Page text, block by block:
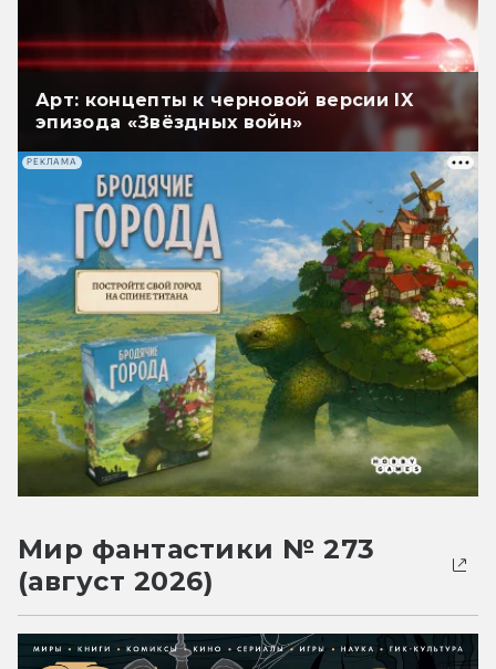
Арт: концепты к черновой версии IX
эпизода «Звёздных войн»
РЕКЛАМА
Мир фантастики № 273
(август 2026)